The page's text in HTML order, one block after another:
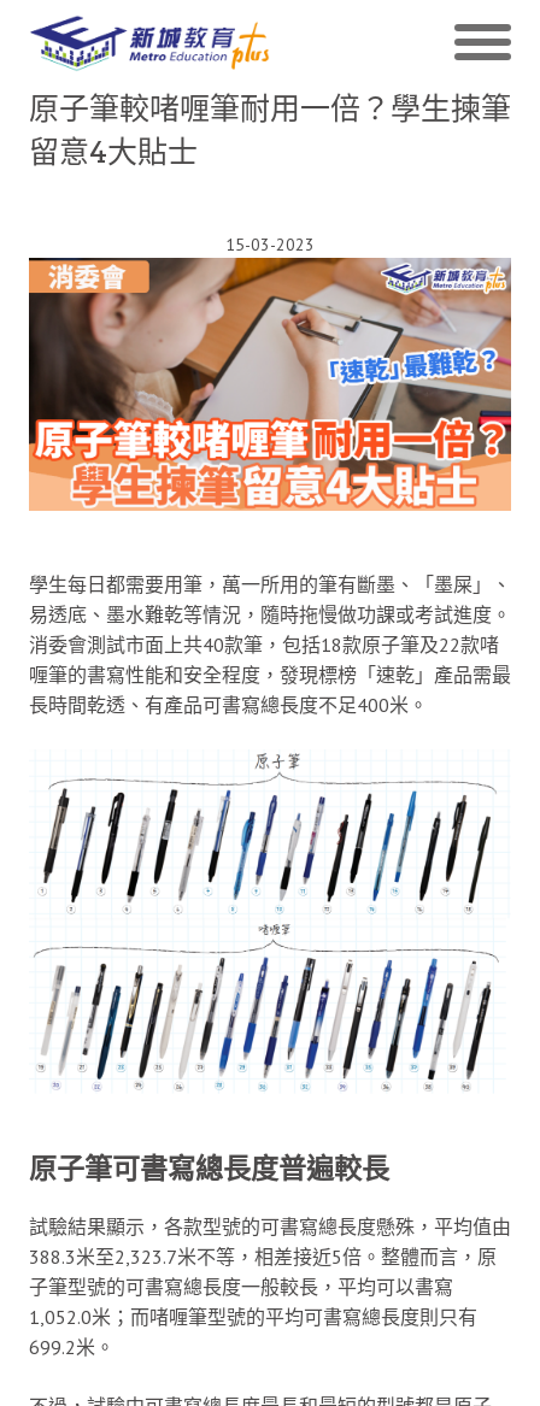
原子筆較啫喱筆耐用一倍？學生揀筆
留意4大貼士
15-03-2023
學生每日都需要用筆，萬一所用的筆有斷墨、「墨屎」、
易透底、墨水難乾等情況，隨時拖慢做功課或考試進度。
消委會測試市面上共40款筆，包括18款原子筆及22款啫
喱筆的書寫性能和安全程度，發現標榜「速乾」產品需最
長時間乾透、有產品可書寫總長度不足400米。
原子筆可書寫總長度普遍較長
試驗結果顯示，各款型號的可書寫總長度懸殊，平均值由
388.3米至2,323.7米不等，相差接近5倍。整體而言，原
子筆型號的可書寫總長度一般較長，平均可以書寫
1,052.0米；而啫喱筆型號的平均可書寫總長度則只有
699.2米。